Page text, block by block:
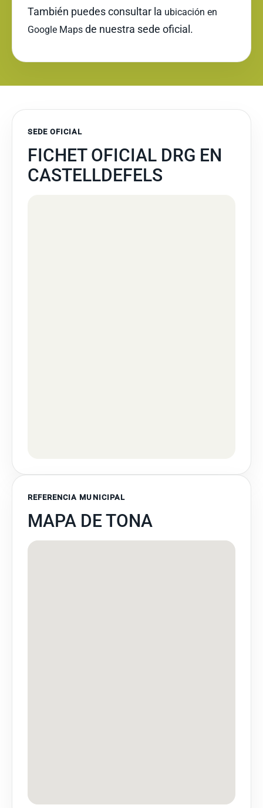
También puedes consultar la ubicación en
Google Maps de nuestra sede oficial.
SEDE OFICIAL
FICHET OFICIAL DRG EN
CASTELLDEFELS
REFERENCIA MUNICIPAL
MAPA DE TONA